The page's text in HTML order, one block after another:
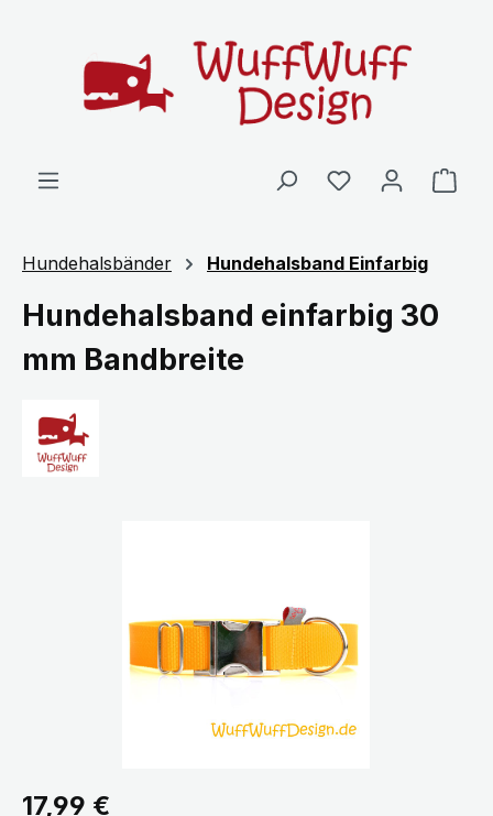
Hundehalsbänder Hundehalsband Einfarbig
Hundehalsband einfarbig 30
mm Bandbreite
Regulärer Preis:
17,99 €